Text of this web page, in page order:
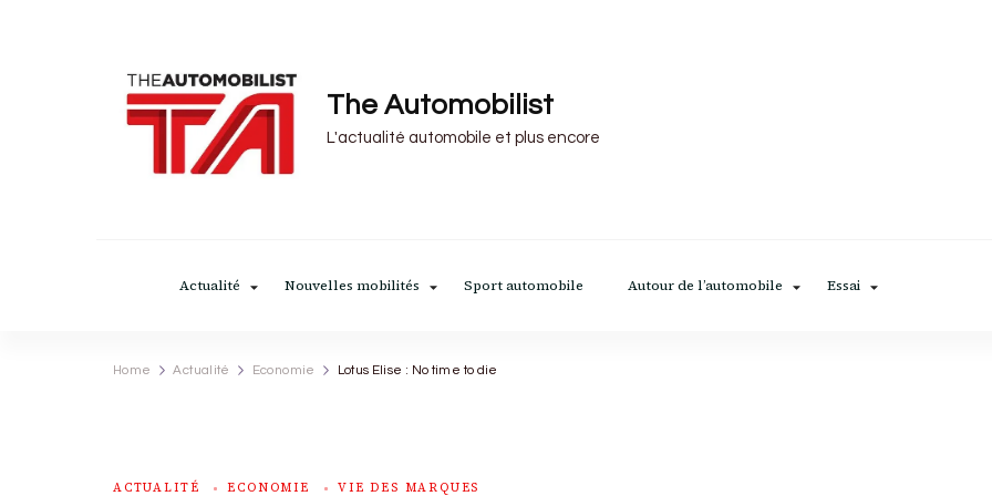
The Automobilist
L'actualité automobile et plus encore
Actualité Nouvelles mobilités Sport automobile Autour de l’automobile Essai
Home Actualité Economie Lotus Elise : No time to die
ACTUALITÉ ECONOMIE VIE DES MARQUES